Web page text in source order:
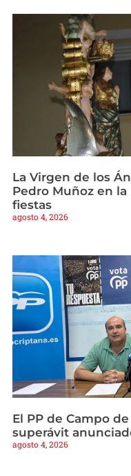
La Virgen de los
Pedro Muñoz en
fiestas
agosto 4, 2026
El PP de Campo
superávit
agosto 4, 2026